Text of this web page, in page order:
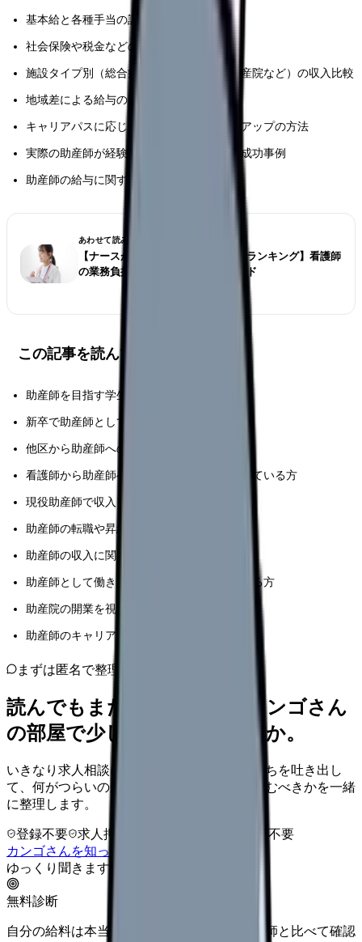
基本給と各種手当の詳細な内訳と計算方法
社会保険や税金などの免除項目と金額
施設タイプ別（総合病院・クリニック・助産院など）の収入比較
地域差による給与の違い
キャリアパスに応じた昇給システムと給料アップの方法
実際の助産師が経験を積んだ収入アップの成功事例
助産師の給与に関するよくある質問と回答
あわせて読みたい
【ナースが選ぶ仕事が大変な診療科ランキング】看護師
の業務負担とストレス対策完全ガイド
この記事を読んでほしい人
助産師を目指す学生看護や助産師学生
新卒で助産師として就職を控えている方
他区から助産師への転職を検討中の方
看護師から助産師へのキャリアアップを考えている方
現役助産師で収入アップを考えている方
助産師の転職や昇給交渉を検討している方
助産師の収入に関心がある看護師の方
助産師として働きながら家計管理を考えている方
助産院の開業を視野に入れている方
助産師のキャリアプランを立てている方
まずは匿名で整理
読んでもまだ苦しいなら、カンゴさん
の部屋で少し話してみませんか。
いきなり求人相談には進みません。今の気持ちを吐き出し
て、何がつらいのか、辞めるべきか、少し休むべきかを一緒
に整理します。
登録不要 求人押し売りなし
病院名は入力不要
カンゴさんを知ってから相談する
ゆっくり聞きます
無料診断
自分の給料は本当に上がる？同じ条件の看護師と比べて確認